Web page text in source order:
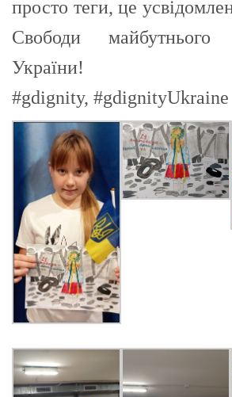
просто теги, це
Свободи майбутнього
України!
#gdignity, #gdignityUkraine